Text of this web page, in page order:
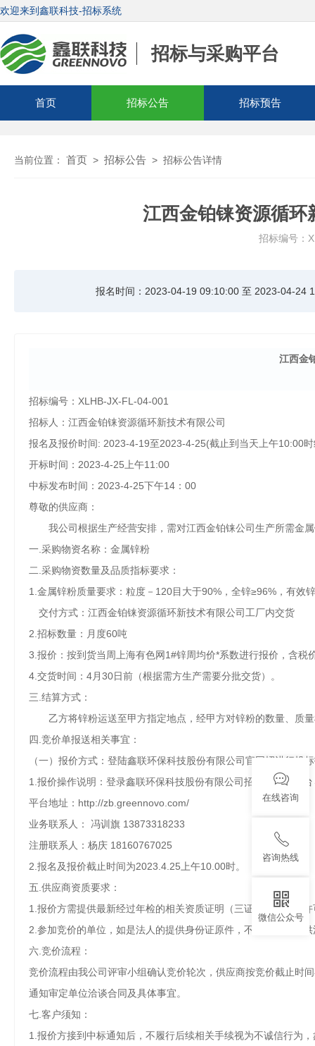
欢迎来到鑫联科技-招标系统
招标与采购平台
首页 招标公告 招标预告
当前位置： 首页 > 招标公告 > 招标公告详情
江西金铂铼资源循环
招标编号：
报名时间：2023-04-19 09:10:00 至 2023-04-24
江西金
招标编号：XLHB-JX-FL-04-001
招标人：江西金铂铼资源循环新技术有限公司
报名及报价时间: 2023-4-19至2023-4-25(截止到当天上午10:00
开标时间： 2023-4-25上午11:00
中标发布时间： 2023-4-25下午14 ： 00
尊敬的供应商：
我公司根据生产经营安排，需对江西金铂铼公司生产所需金
一.采购物资名称：金属锌粉
二.采购物资数量及品质指标要求：
1.金属锌粉质量要求：粒度 － 120目大于90% ，全锌≥96%，有效
交付方式：江西金铂铼资源循环新技术有限公司工厂内交货
2.招标数量：月度60吨
3.报价：按到货当周 上海有色网1#锌周均价*系数进行报价，含税
4.交货时间：4月30日前（根据需方生产需要分批交货）。
三.结算方式：
乙方将锌粉运送至甲方指定地点，经甲方对锌粉的数量、质
四.竞价单报送相关事宜：
（一）报价方式：登陆鑫联环保科技股份有限公司官网招进行投
1.报价操作说明：登录鑫联环保科技股份有限公司招投标系统
平台地址： http://zb.greennovo.com/
业务联系人：
冯训旗 13873318233
注册联系人： 杨庆 18160767025
2. 报名及报价截止时间为2023.4.25上午10.00时。
五.供应商资质要求：
1. 报价方需提供最新经过年检的相关资质证明（三证合一﹑经营
2.参加竞价的单位，如是法人的提供身份证原件，不是法人的提
六.竞价流程：
竞价流程由我公司评审小组确认竞价轮次，供应商按竞价截止时
通知审定单位洽谈合同及具体事宜。
七.客户须知：
1.报价方接到中标通知后，不履行后续相关手续视为不诚信行为
在线咨询
咨询热线
微信公众号